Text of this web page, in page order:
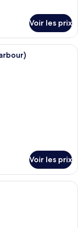
Voir les prix
d’hôtel avec un
Voir les prix
d’hôtel avec un